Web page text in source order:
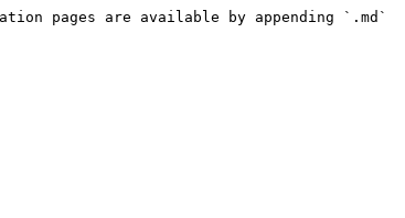
pages are available by appending `.md`